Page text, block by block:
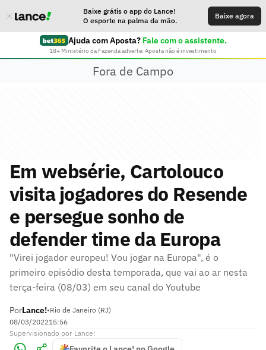
Baixe grátis o app do Lance!
O esporte na palma da mão.
Baixe agora
Ajuda com Aposta? Fale com o assistente.
18+ Ministério da Fazenda adverte: Aposta não é investimento
Fora de Campo
Em websérie, Cartolouco
visita jogadores do Resende
e persegue sonho de
defender time da Europa
"Virei jogador europeu! Vou jogar na Europa", é o
primeiro episódio desta temporada, que vai ao ar nesta
terça-feira (08/03) em seu canal do Youtube
PorLance!•Rio de Janeiro (RJ)
08/03/202215:56
Supervisionado por Lance!